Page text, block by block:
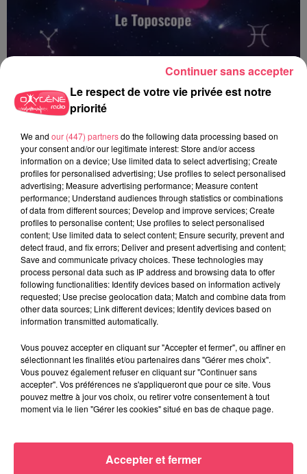
Le Toposcope - 19 06 2026
Le Toposcope - 18 06 2026
Le respect de votre vie privée est notre
priorité
We and our (447) partnersdo the following data processing based on
your consent and/or our legitimate interest: Store and/or access
information on a device; Use limited data to select advertising; Create
profiles for personalised advertising; Use profiles to select personalised
advertising; Measure advertising performance; Measure content
performance; Understand audiences through statistics or combinations
of data from different sources; Develop and improve services; Create
profiles to personalise content; Use profiles to select personalised
content; Use limited data to select content; Ensure security, prevent and
detect fraud, and fix errors; Deliver and present advertising and content;
Save and communicate privacy choices. These technologies may
process personal data such as IP address and browsing data to offer
following functionalities: Identify devices based on information actively
requested; Use precise geolocation data; Match and combine data from
other data sources; Link different devices; Identify devices based on
information transmitted automatically.
Vous pouvez accepter en cliquant sur "Accepter et fermer", ou affiner en
sélectionnant les finalités et/ou partenaires dans "Gérer mes choix".
Vous pouvez également refuser en cliquant sur "Continuer sans
accepter". Vos préférences ne s'appliqueront que pour ce site. Vous
pouvez mettre à jour vos choix, ou retirer votre consentement à tout
moment via le lien "Gérer les cookies" situé en bas de chaque page.
Accepter et fermer
Continuer sans accepter